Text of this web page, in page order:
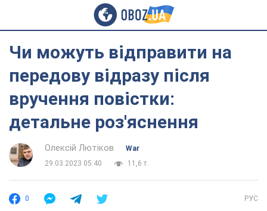
Чи можуть відправити на
передову відразу після
вручення повістки:
детальне роз'яснення
Олексій Лютіков
War
29.03.2023 05:40
11,6 т.
0 РУС